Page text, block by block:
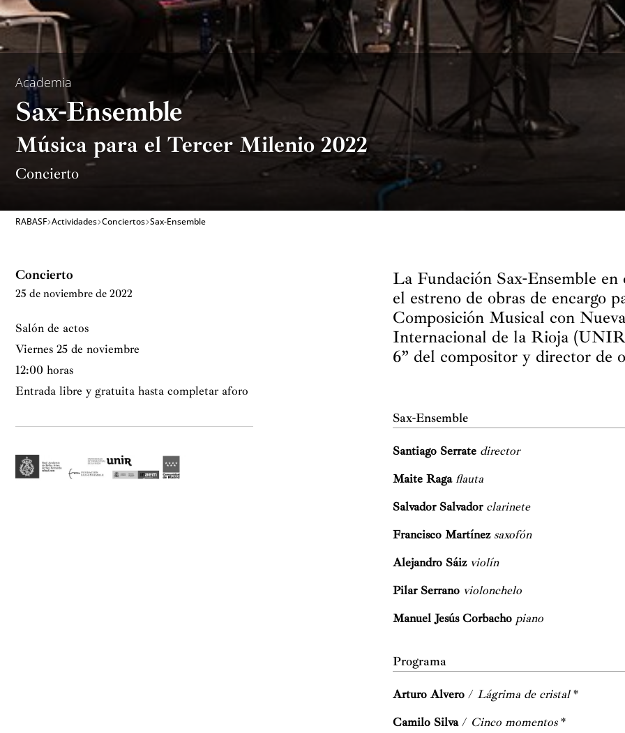
Academia
Sax-Ensemble
Música para el Tercer Milenio 2022
Concierto
RABASF Actividades Conciertos Sax-Ensemble
Concierto
25 de noviembre de 2022
Salón de actos
Viernes 25 de noviembre
12:00 horas
Entrada libre y gratuita hasta completar aforo
La Fundación Sax-Ensemble
el estreno de obras de encargo
Composición Musical con
Internacional de la Rioja
6” del compositor y director de
Sax-Ensemble
Santiago Serrate director
Maite Raga flauta
Salvador Salvador clarinete
Francisco Martínez saxofón
Alejandro Sáiz violín
Pilar Serrano violonchelo
Manuel Jesús Corbacho piano
Programa
Arturo Alvero /Lágrima de cristal*
Camilo Silva/ Cinco momentos*